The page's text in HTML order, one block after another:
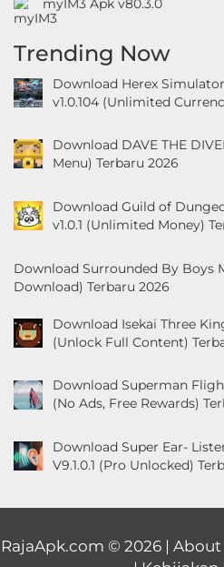
Trending Now
Download Herex
v1.0.104 (Unlimited
Download DAVE THE
Menu) Terbaru 2026
Download Guild of
v1.0.1 (Unlimited Money)
Download Surrounded By Boys
Download) Terbaru 2026
Download Isekai Three
(Unlock Full Content)
Download Superman
(No Ads, Free Rewards)
Download Super Ear-
V9.1.0.1 (Pro Unlocked)
RajaApk.com © 2026 | About